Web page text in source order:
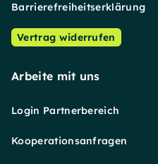
Barrierefreiheitserklärung
Vertrag widerrufen
Arbeite mit uns
Login Partnerbereich
Kooperationsanfragen